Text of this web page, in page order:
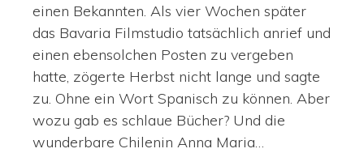
einen Bekannten. Als vier Wochen später
das Bavaria Filmstudio tatsächlich anrief und
einen ebensolchen Posten zu vergeben
hatte, zögerte Herbst nicht lange und sagte
zu. Ohne ein Wort Spanisch zu können. Aber
wozu gab es schlaue Bücher? Und die
wunderbare Chilenin Anna Maria…